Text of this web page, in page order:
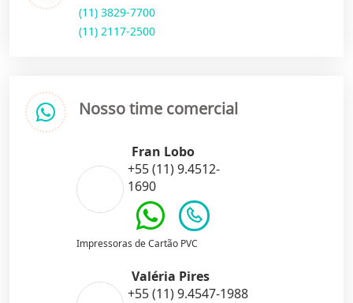
(11) 3829-7700
(11) 2117-2500
Nosso time comercial
Fran Lobo
+55 (11) 9.4512-
1690
Impressoras de Cartão PVC
Valéria Pires
+55 (11) 9.4547-1988